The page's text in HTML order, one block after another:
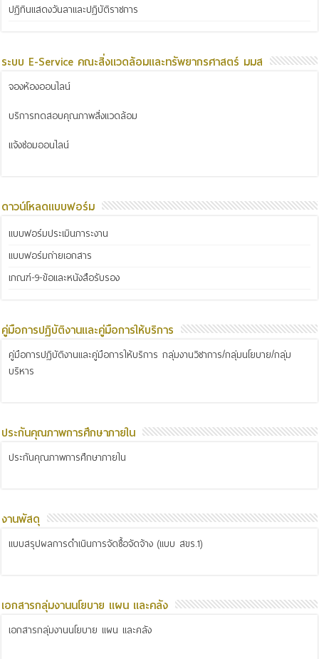
ปฏิทินแสดงวันลาและปฏิบัติราชการ
ระบบ E-Service คณะสิ่งแวดล้อมและทรัพยากรศาสตร์ มมส
จองห้องออนไลน์
บริการทดสอบคุณภาพสิ่งแวดล้อม
แจ้งซ่อมออนไลน์
ดาวน์โหลดแบบฟอร์ม
แบบฟอร์มประเมินภาระงาน
แบบฟอร์มถ่ายเอกสาร
เกณฑ์-9-ข้อและหนังสือรับรอง
คู่มือการปฏิบัติงานและคู่มือการให้บริการ
คู่มือการปฏิบัติงานและคู่มือการให้บริการ กลุ่มงานวิชาการ/กลุ่มนโยบาย/กลุ่ม
บริหาร
ประกันคุณภาพการศึกษาภายใน
ประกันคุณภาพการศึกษาภายใน
งานพัสดุ
แบบสรุปผลการดำเนินการจัดซื้อจัดจ้าง (แบบ สขร.1)
เอกสารกลุ่มงานนโยบาย แผน และคลัง
เอกสารกลุ่มงานนโยบาย แผน และคลัง